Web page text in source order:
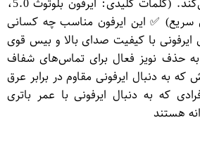
سریع) ✅ این ایرفون مناسب چه کسانی
ایرفونی با کیفیت صدای بالا و بیس قوی
حذف نویز فعال برای تماس‌های شفاف
که به دنبال ایرفونی مقاوم در برابر عرق
که به دنبال ایرفونی با عمر باتری
هستند